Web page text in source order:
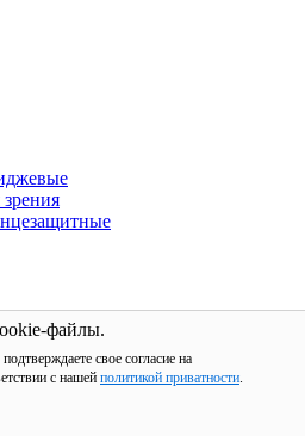
файлы.
свое согласие на
с нашей политикой приватности.